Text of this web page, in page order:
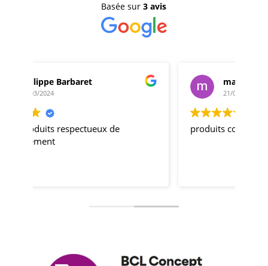
Basée sur3 avis
marcus leleu
produits conformes et délais respectés